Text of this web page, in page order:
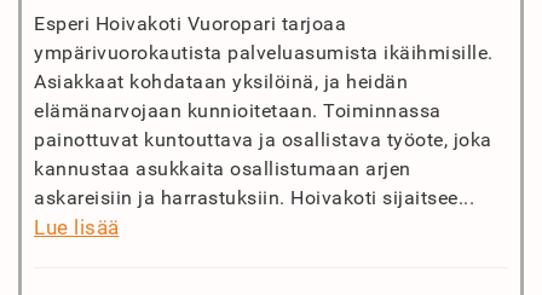
Esperi Hoivakoti Vuoropari tarjoaa
ympärivuorokautista palveluasumista ikäihmisille.
Asiakkaat kohdataan yksilöinä, ja heidän
elämänarvojaan kunnioitetaan. Toiminnassa
painottuvat kuntouttava ja osallistava työote, joka
kannustaa asukkaita osallistumaan arjen
askareisiin ja harrastuksiin. Hoivakoti sijaitsee...
Lue lisää